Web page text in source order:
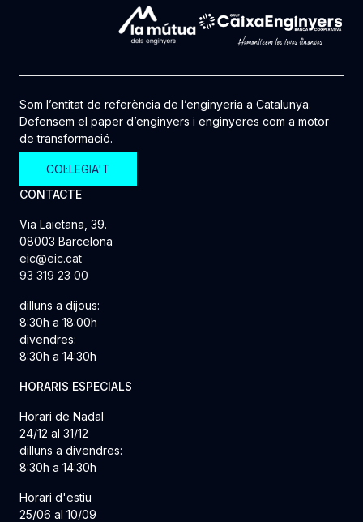
Som l’entitat de referència de l’enginyeria a Catalunya.
Defensem el paper d’enginyers i enginyeres com a motor
de transformació.
COL·LEGIA'T
CONTACTE
Via Laietana, 39.
08003 Barcelona
eic@eic.cat
93 319 23 00
dilluns a dijous:
8:30h a 18:00h
divendres:
8:30h a 14:30h
HORARIS ESPECIALS
Horari de Nadal
24/12 al 31/12
dilluns a divendres:
8:30h a 14:30h
Horari d'estiu
25/06 al 10/09